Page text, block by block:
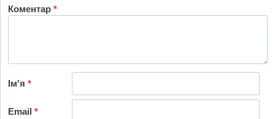
Коментар*
Ім'я*
Email*